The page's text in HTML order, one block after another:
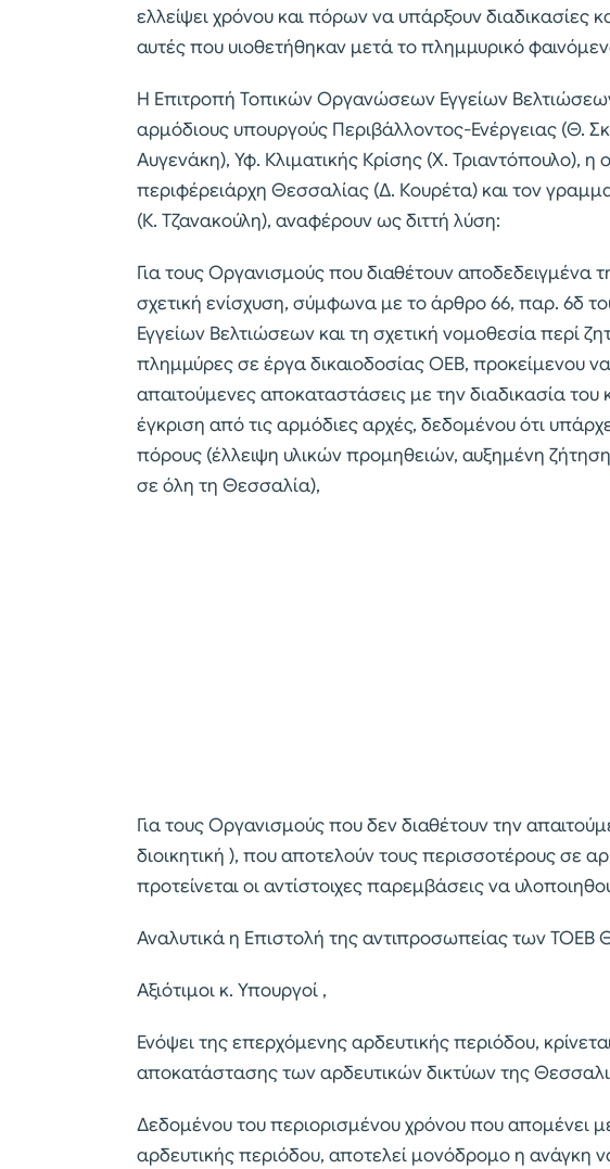
ελλείψει χρόνου και πόρων να υπάρξουν διαδικασίες
αυτές που υιοθετήθηκαν μετά το πλημμυρικό
Η Επιτροπή Τοπικών Οργανώσεων Εγγείων
αρμόδιους υπουργούς Περιβάλλοντος-Ενέργειας (Θ.
Αυγενάκη), Υφ. Κλιματικής Κρίσης (Χ. Τριαντόπουλο), η
περιφέρειάρχη Θεσσαλίας (Δ. Κουρέτα) και τον
(Κ. Τζανακούλη), αναφέρουν ως διττή λύση:
Για τους Οργανισμούς που διαθέτουν αποδεδειγμένα
σχετική ενίσχυση, σύμφωνα με το άρθρο 66, παρ. 6δ
Εγγείων Βελτιώσεων και τη σχετική νομοθεσία περί
πλημμύρες σε έργα δικαιοδοσίας ΟΕΒ, προκείμενου
απαιτούμενες αποκαταστάσεις με την διαδικασία του
έγκριση από τις αρμόδιες αρχές, δεδομένου ότι
πόρους (έλλειψη υλικών προμηθειών, αυξημένη
σε όλη τη Θεσσαλία),
Για τους Οργανισμούς που δεν διαθέτουν την
διοικητική ), που αποτελούν τους περισσοτέρους σε
προτείνεται οι αντίστοιχες παρεμβάσεις να
Αναλυτικά η Επιστολή της αντιπροσωπείας των
Αξιότιμοι κ. Υπουργοί ,
Ενόψει της επερχόμενης αρδευτικής περιόδου,
αποκατάστασης των αρδευτικών δικτύων της
Δεδομένου του περιορισμένου χρόνου που απομένει
αρδευτικής περιόδου, αποτελεί μονόδρομο η ανάγκη